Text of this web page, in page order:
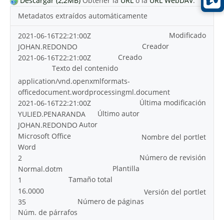
Metadatos extraídos automáticamente
Modificado
2021-06-16T22:21:00Z
Creador
JOHAN.REDONDO
Creado
2021-06-16T22:21:00Z
Texto del contenido
application/vnd.openxmlformats-
officedocument.wordprocessingml.document
Última modificación
2021-06-16T22:21:00Z
Último autor
YULIED.PENARANDA
Autor
JOHAN.REDONDO
Nombre del portlet
Microsoft Office
Word
Número de revisión
2
Plantilla
Normal.dotm
Tamaño total
1
Versión del portlet
16.0000
Número de páginas
35
Núm. de párrafos